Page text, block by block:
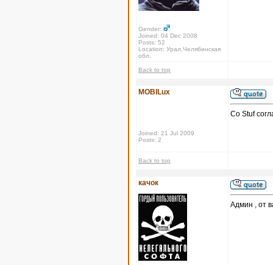
Gender:
Joined: 04 Dec 2008
Posts: 52
Location: Урал,Челябинская
обл.
Back to top
MOBILux
Joined: 21 Jul 2009
Posts: 2
Со Stuf
Back to top
качок
Админ , от